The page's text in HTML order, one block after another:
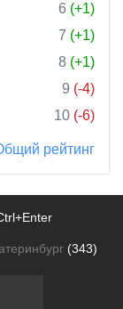
6 (+1)
7 (+1)
8 (+1)
9 (-4)
10 (-6)
рейтинг
(343)